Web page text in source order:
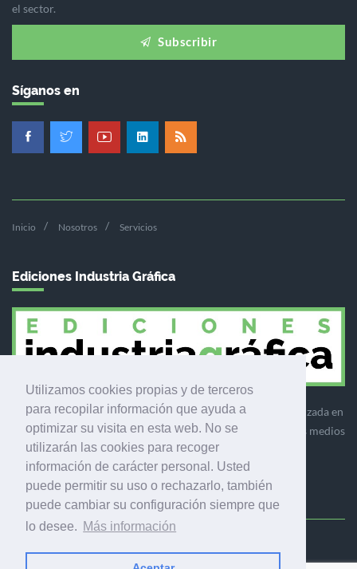
Utilizamos cookies propias y de terceros
para recopilar información que ayuda a
optimizar su visita en esta web. No se
utilizarán las cookies para recoger
información de carácter personal. Usted
puede permitir su uso o rechazarlo, también
puede cambiar su configuración siempre que
lo desee. Más información
el sector.
Subscribir
Síganos en
Inicio Nosotros Servicios
Ediciones Industria Gráfica
Ediciones Industria Gráfica es una empresa editora especializada en
el mercado de la comunicación gráfica que engloba diversos medios
profesionales especializados en el mercado gráfico, la
comunicación visual y el envasado.